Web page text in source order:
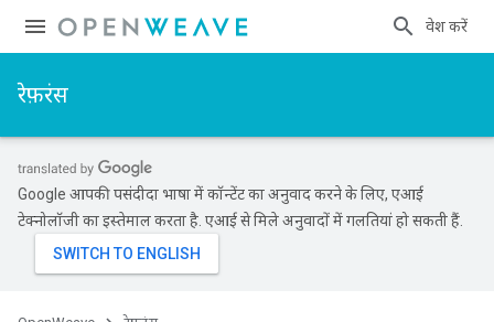
प्रवेश करें
रेफ़रंस
Google आपकी पसंदीदा भाषा में कॉन्टेंट का अनुवाद करने के लिए, एआई
टेक्नोलॉजी का इस्तेमाल करता है. एआई से मिले अनुवादों में गलतियां हो सकती हैं.